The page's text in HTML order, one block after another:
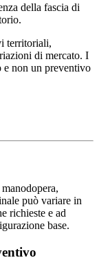
della fascia di
territoriali,
di mercato. I
e non un preventivo
può variare in
richieste e ad
base.